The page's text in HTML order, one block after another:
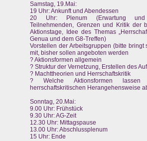
Samstag, 19.Mai:
19 Uhr: Ankunft und Abendessen
20 Uhr: Plenum (Erwartung
Teilnehmenden, Grenzen und Kritik der
Aktionstage, Idee des Themas
Genua und dem G8-Treffen)
Vorstellen der Arbeitsgruppen (bitte bringt
mit, bisher sollen angeboten werden
? Aktionsformen allgemein
? Struktur der Vernetzung, Erstellen des
? Machttheorien und Herrschaftskritik
? Welche Aktionsformen
herrschaftskritischen Herangehensweise
Sonntag, 20.Mai:
9.00 Uhr: Frühstück
9.30 Uhr: AG-Zeit
12.30 Uhr: Mittagspause
13.00 Uhr: Abschlussplenum
15 Uhr: Ende